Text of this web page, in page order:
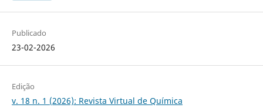
Publicado
23-02-2026
Edição
v. 18 n. 1 (2026): Revista Virtual de Química